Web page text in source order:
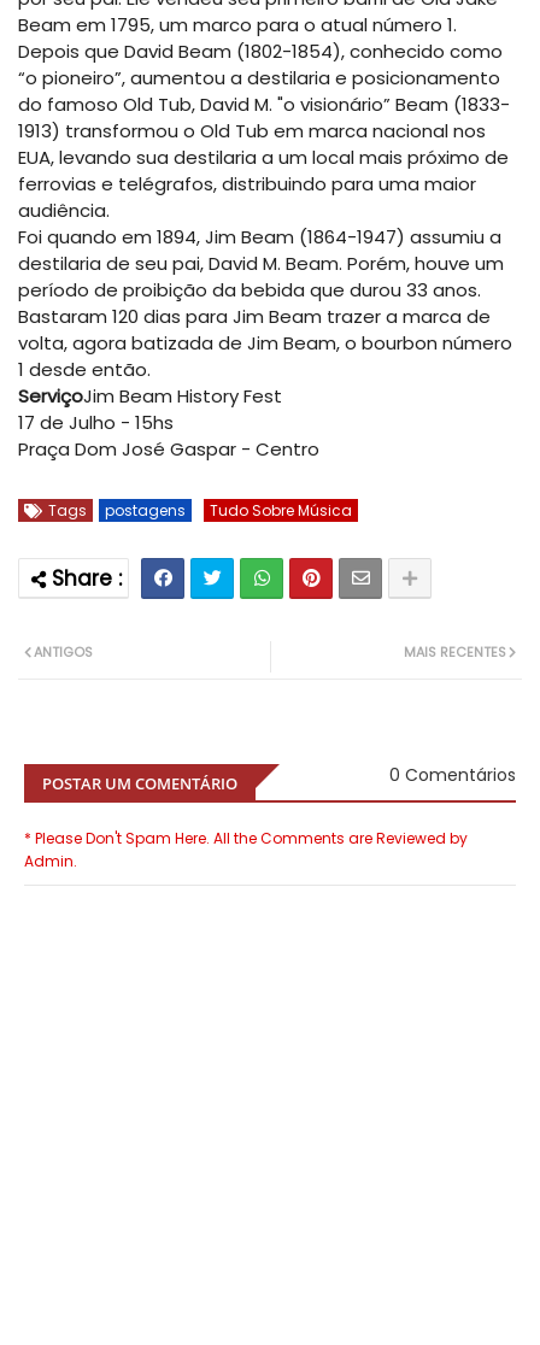
Beam em 1795, um marco para o atual número 1.
Depois que David Beam (1802-1854), conhecido como
“o pioneiro”, aumentou a destilaria e posicionamento
do famoso Old Tub, David M. "o visionário” Beam (1833-
1913) transformou o Old Tub em marca nacional nos
EUA, levando sua destilaria a um local mais próximo de
ferrovias e telégrafos, distribuindo para uma maior
audiência.
Foi quando em 1894, Jim Beam (1864-1947) assumiu a
destilaria de seu pai, David M. Beam. Porém, houve um
período de proibição da bebida que durou 33 anos.
Bastaram 120 dias para Jim Beam trazer a marca de
volta, agora batizada de Jim Beam, o bourbon número
1 desde então.
ServiçoJim Beam History Fest
17 de Julho - 15hs
Praça Dom José Gaspar - Centro
Tags postagens Tudo Sobre Música
MAIS RECENTES
ANTIGOS
POSTAR UM COMENTÁRIO 0 Comentários
* Please Don't Spam Here. All the Comments are Reviewed by
Admin.